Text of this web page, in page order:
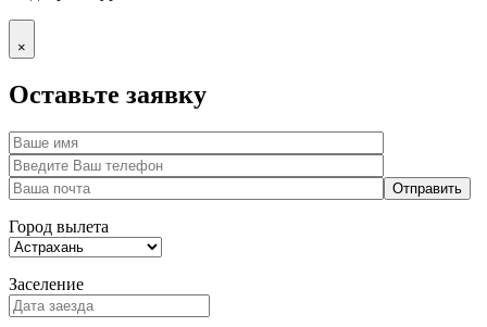
×
Оставьте заявку
Город вылета
Заселение